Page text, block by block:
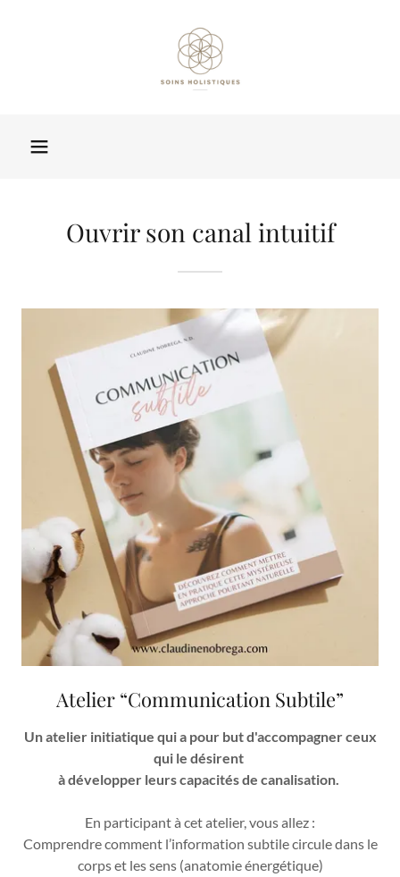
Ouvrir son canal intuitif
Atelier “Communication Subtile”
Un atelier initiatique qui a pour but d'accompagner ceux
qui le désirent
à développer leurs capacités de canalisation.
En participant à cet atelier, vous allez :
Comprendre comment l’information subtile circule dans le
corps et les sens (anatomie énergétique)